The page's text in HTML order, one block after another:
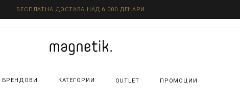
БЕСПЛАТНА ДОСТАВА НАД 6.000 ДЕНАРИ
БРЕНДОВИ КАТЕГОРИИ OUTLET ПРОМОЦИИ